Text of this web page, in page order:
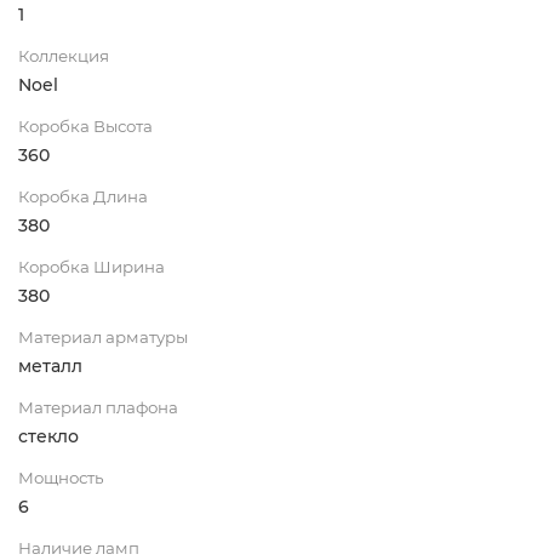
1
Коллекция
Noel
Коробка Высота
360
Коробка Длина
380
Коробка Ширина
380
Материал арматуры
металл
Материал плафона
стекло
Мощность
6
Наличие ламп